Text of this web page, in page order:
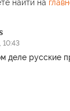
найти на
10:43
деле русские